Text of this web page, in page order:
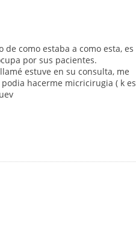
como estaba a como esta, es
por sus pacientes.
estuve en su consulta, me
hacerme micricirugia ( k es